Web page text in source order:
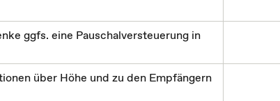
ggfs. eine Pauschalversteuerung in
über Höhe und zu den Empfängern